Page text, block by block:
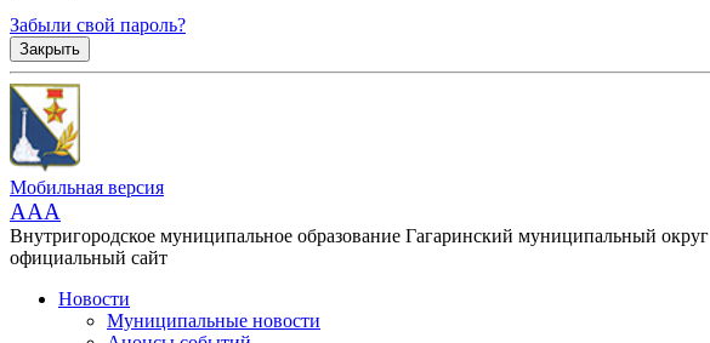
Забыли свой пароль?
Закрыть
Мобильная версия
AAA
Внутригородское муниципальное образование Гагаринский муниципальный округ
официальный сайт
Новости
Муниципальные новости